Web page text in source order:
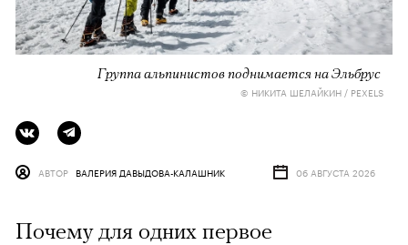
Группа альпинистов поднимается на Эльбрус
© НИКИТА ШЕЛАЙКИН / PEXELS
АВТОР ВАЛЕРИЯ ДАВЫДОВА-КАЛАШНИК 06 АВГУСТА 2026
Почему для одних первое